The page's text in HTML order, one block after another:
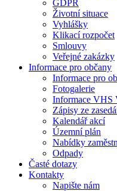
GDPR
Životní situace
Vyhlášky
Klikací rozpočet
Smlouvy
Veřejné zakázky
Informace pro občany
Informace pro
Fotogalerie
Informace VHS
Zápisy ze
Kalendář akcí
Územní plán
Nabídky
Odpady
Časté dotazy
Kontakty
Napište nám